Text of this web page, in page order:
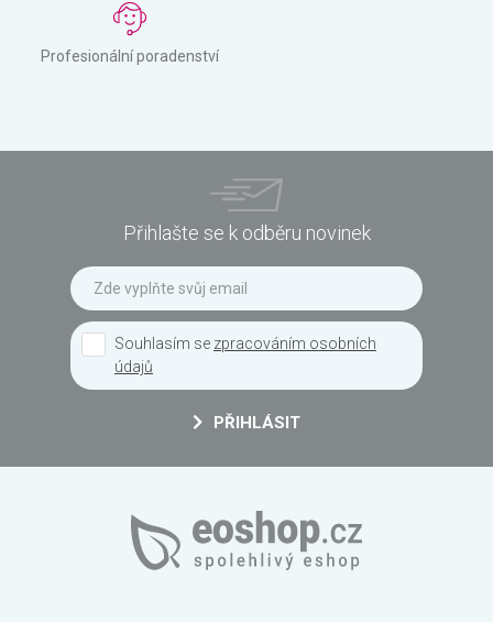
Profesionální poradenství
Přihlašte se k odběru novinek
Souhlasím se zpracováním osobních
údajů
PŘIHLÁSIT